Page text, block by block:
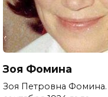
Зоя Фомина
Зоя Петровна Фомина.